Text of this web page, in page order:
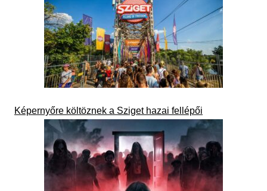
Képernyőre költöznek a Sziget hazai fellépői